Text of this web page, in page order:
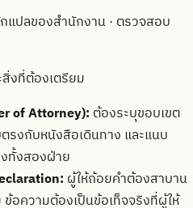
แปลของสำนักงาน · ตรวจสอบ
งที่ต้องเตรียม
of Attorney): ต้องระบุขอบเขต
รงกับหนังสือเดินทาง และแนบ
ทั้งสองฝ่าย
ผู้ให้ถ้อยคำต้องสาบาน
ความต้องเป็นข้อเท็จจริงที่ผู้ให้